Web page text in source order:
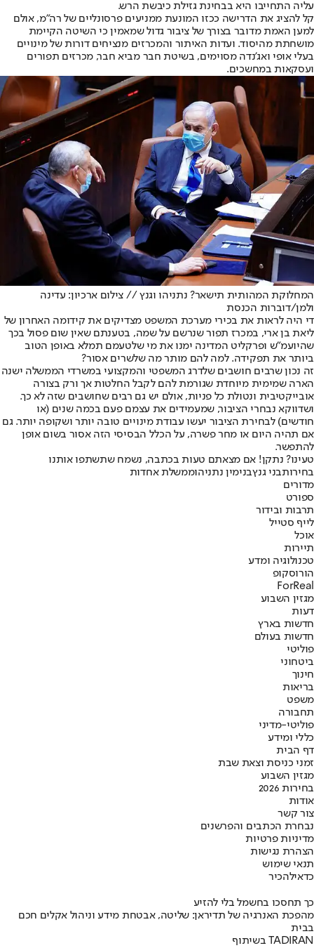
עליה התחייבו היא בבחינת גזילת כיבשת הרש.
קל להציג את הדרישה ככזו המונעת ממניעים פרסונליים של רה"מ, אולם
למען האמת מדובר בצורך של ציבור גדול שמאמין כי השיטה הקיימת
מושחתת מהיסוד. ועדות האיתור והמכרזים מנציחים דורות של מינויים
בעלי אופי ואג'נדה מסוימים, בשיטת חבר מביא חבר, מכרזים תפורים
ועסקאות במחשכים.
המחלוקת המהותית תישאר? נתניהו וגנץ // צילום ארכיון: עדינה
ולמן/דוברות הכנסת
די היה לראות את בכירי מערכת המשפט מצדיקים את קידומה האחרון של
ליאת בן ארי, במכרז תפור שנרשם על שמה, בטענתם שאין שום פסול בכך
שהיועמ"ש ופרקליט המדינה ימנו את מי שלטעמם תמלא באופן הטוב
ביותר את תפקידה. למה להם מותר מה שלשרים אסור?
זה נכון שרבים חושבים שלדרג המשפטי והמקצועי במשרדי הממשלה ישנה
הארה שמימית מיוחדת שגורמת להם לקבל החלטות אך ורק בצורה
אובייקטיבית ונטולת כל פניות, אולם יש גם רבים שחושבים שזה לא כך.
ושדווקא נבחרי הציבור, שמעמידים את עצמם פעם בכמה שנים (או
חודשים) לבחירת הציבור יעשו עבודת מינויים טובה יותר ושקופה יותר. גם
אם תהיה היום או מחר פשרה, על הכלל הבסיסי הזה אסור בשום אופן
להתפשר.
טעינו? נתקן! אם מצאתם טעות בכתבה, נשמח שתשתפו אותנו
בחירותבני גנץבנימין נתניהוממשלת אחדות
מדורים
ספורט
תרבות ובידור
לייף סטייל
אוכל
תיירות
טכנולוגיה ומדע
הורוסקופ
ForReal
מגזין השבוע
דעות
חדשות בארץ
חדשות בעולם
פוליטי
ביטחוני
חינוך
בריאות
משפט
תחבורה
פוליטי-מדיני
כללי ומידע
דף הבית
זמני כניסת וצאת שבת
מגזין השבוע
בחירות 2026
אודות
צור קשר
נבחרת הכתבים והפרשנים
מדיניות פרטיות
הצהרת נגישות
תנאי שימוש
כדאילהכיר
כך תחסכו בחשמל בלי להזיע
מהפכת האנרגיה של תדיראן: שליטה, אבטחת מידע וניהול אקלים חכם
בבית
בשיתוף TADIRAN